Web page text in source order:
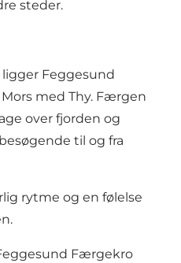
steder.
Feggesund
med Thy. Færgen
over fjorden og
til og fra
rytme og en følelse
Færgekro